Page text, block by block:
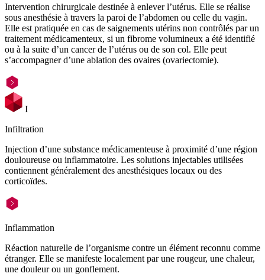
Intervention chirurgicale destinée à enlever l’utérus. Elle se réalise
sous anesthésie à travers la paroi de l’abdomen ou celle du vagin.
Elle est pratiquée en cas de saignements utérins non contrôlés par un
traitement médicamenteux, si un fibrome volumineux a été identifié
ou à la suite d’un cancer de l’utérus ou de son col. Elle peut
s’accompagner d’une ablation des ovaires (ovariectomie).
I
Infiltration
Injection d’une substance médicamenteuse à proximité d’une région
douloureuse ou inflammatoire. Les solutions injectables utilisées
contiennent généralement des anesthésiques locaux ou des
corticoïdes.
Inflammation
Réaction naturelle de l’organisme contre un élément reconnu comme
étranger. Elle se manifeste localement par une rougeur, une chaleur,
une douleur ou un gonflement.